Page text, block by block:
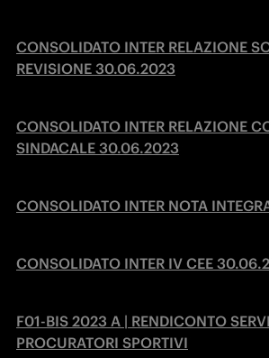
CONSOLIDATO INTER RELAZIONE
REVISIONE 30.06.2023
CONSOLIDATO INTER RELAZIONE
SINDACALE 30.06.2023
CONSOLIDATO INTER NOTA
CONSOLIDATO INTER IV CEE
F01-BIS 2023 A | RENDICONTO
PROCURATORI SPORTIVI